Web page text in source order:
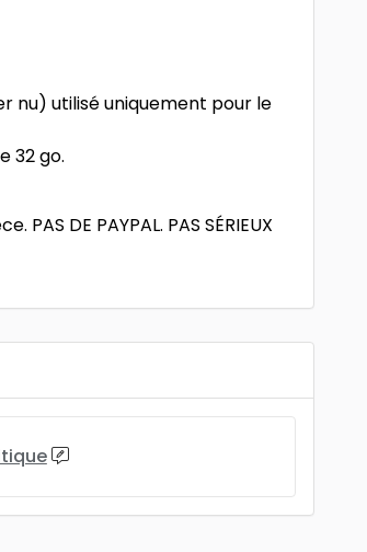
nu) utilisé uniquement pour le
32 go.
DE PAYPAL. PAS SÉRIEUX